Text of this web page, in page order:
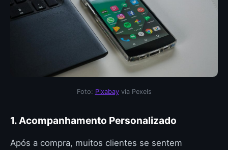
Foto: Pixabayvia Pexels
1. Acompanhamento Personalizado
Após a compra, muitos clientes se sentem